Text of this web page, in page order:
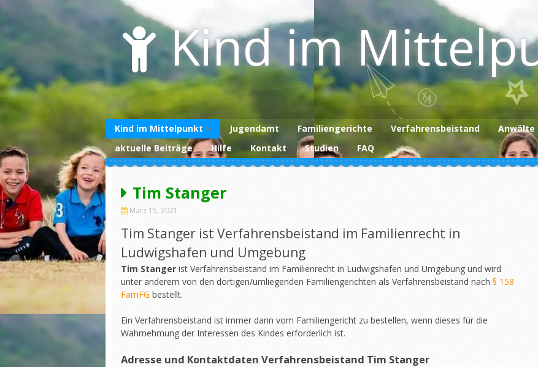
to
content
Kind im
Kind im Mittelpunkt
Über uns
Unterstützen Sie
Datenschutzerklärung
Jugendamt Familiengerichte Verfahrensbeistand Anwälte
aktuelle Beiträge
Hilfe Kontakt Studien FAQ
Tim Stanger
März 15, 2021
Tim Stanger ist Verfahrensbeistand im Familienrecht in
Ludwigshafen und Umgebung
Tim Stanger ist Verfahrensbeistand im Familienrecht in Ludwigshafen und Umgebung und wird
unter anderem von den dortigen/umliegenden Familiengerichten als Verfahrensbeistand nach § 158
FamFG bestellt.
Ein Verfahrensbeistand ist immer dann vom Familiengericht zu bestellen, wenn dieses für die
Wahrnehmung der Interessen des Kindes erforderlich ist.
Adresse und Kontaktdaten Verfahrensbeistand Tim Stanger